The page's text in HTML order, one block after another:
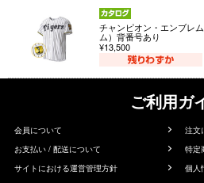
チャンピオン・エンブレ
ム）背番号あり
¥13,500
ご利用ガ
会員について
注文
お支払い / 配送について
特定
サイトにおける運営管理方針
個人